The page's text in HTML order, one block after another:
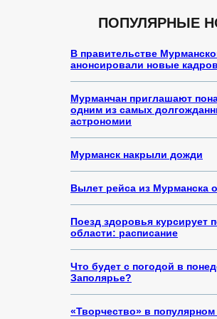
ПОПУЛЯРНЫЕ
В правительстве
анонсировали новые
Мурманчан приглашают
одним из самых
астрономии
Мурманск накрыли дожди
Вылет рейса из Мурманска
Поезд здоровья курсирует
области: расписание
Что будет с погодой в
Заполярье?
«Творчество» в популярном